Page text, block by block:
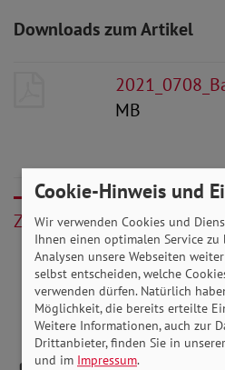
Downloads zum Artikel
MB
Zurück
Cookie-Hinweis und
Wir verwenden Cookies und
Ihnen einen optimalen Service
Analysen unsere Webseiten
selbst entscheiden, welche
verwenden dürfen. Natürlich
Möglichkeit, die bereits erteilte
Weitere Informationen, auch zur
Drittanbieter, finden Sie in unserer
und im Impressum.